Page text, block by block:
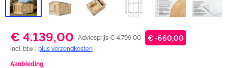
€ 4.139,00 Adviesprijs € 4.799,00 € -660,00
incl. btw | plus verzendkosten
Aanbieding